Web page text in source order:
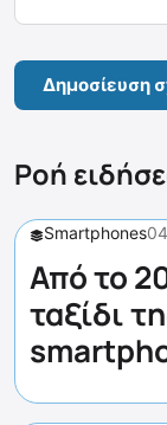
Ροή
Smartphones
Από το
ταξίδι